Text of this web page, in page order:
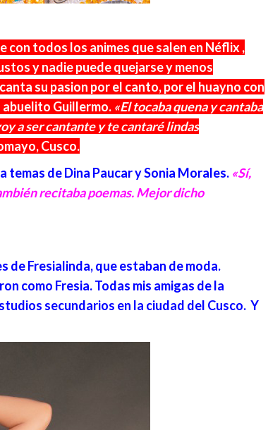
con todos los animes que salen en Néflix ,
y nadie puede quejarse y menos
su pasion por el canto, por el huayno con
abuelito Guillermo. «El tocaba quena y cantaba
a ser cantante y te cantaré lindas
Cusco.
de Dina Paucar y Sonia Morales. «Sí,
recitaba poemas. Mejor dicho
de Fresialinda, que estaban de moda.
como Fresia. Todas mis amigas de la
secundarios en la ciudad del Cusco. Y